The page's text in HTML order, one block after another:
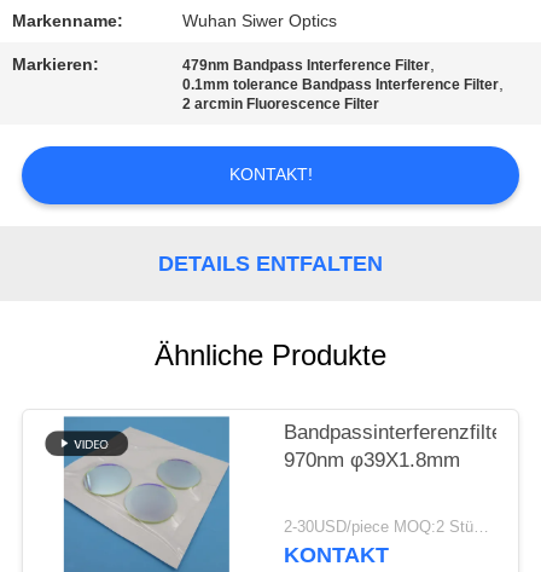
UNS
IN
EIN
ZITAT
SITEMAP
Markenname: Wuhan Siwer Optics
Markieren: 479nm Bandpass Interference Filter,
0.1mm tolerance Bandpass Interference Filter,
2 arcmin Fluorescence Filter
KONTAKT!
DETAILS ENTFALTEN
Ähnliche Produkte
Bandpassinterferenzfilter
970nm φ39X1.8mm
2-30USD/piece MOQ:2 Stücke
KONTAKT